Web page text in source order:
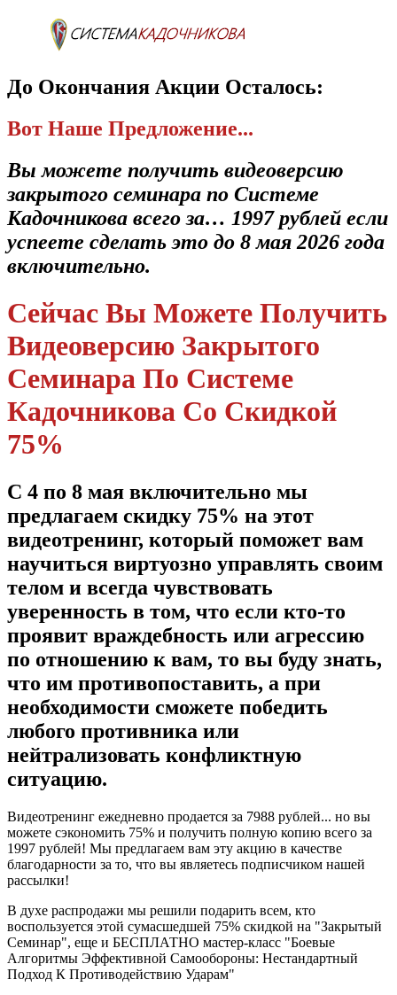
До Окончания Акции Осталось:
Вот Наше Предложение...
Вы можете получить видеоверсию
закрытого семинара по Системе
Кадочникова всего за… 1997 рублей если
успеете сделать это до 8 мая 2026 года
включительно.
Сейчас Вы Можете Получить
Видеоверсию Закрытого
Семинара По Системе
Кадочникова Со Скидкой
75%
С 4 по 8 мая включительно мы
предлагаем скидку 75% на этот
видеотренинг, который поможет вам
научиться виртуозно управлять своим
телом и всегда чувствовать
уверенность в том, что если кто-то
проявит враждебность или агрессию
по отношению к вам, то вы буду знать,
что им противопоставить, а при
необходимости сможете победить
любого противника или
нейтрализовать конфликтную
ситуацию.
Видеотренинг ежедневно продается за 7988 рублей... но вы
можете сэкономить 75% и получить полную копию всего за
1997 рублей! Мы предлагаем вам эту акцию в качестве
благодарности за то, что вы являетесь подписчиком нашей
рассылки!
В духе распродажи мы решили подарить всем, кто
воспользуется этой сумасшедшей 75% скидкой на "Закрытый
Семинар", еще и БЕСПЛАТНО мастер-класс "Боевые
Алгоритмы Эффективной Самообороны: Нестандартный
Подход К Противодействию Ударам"